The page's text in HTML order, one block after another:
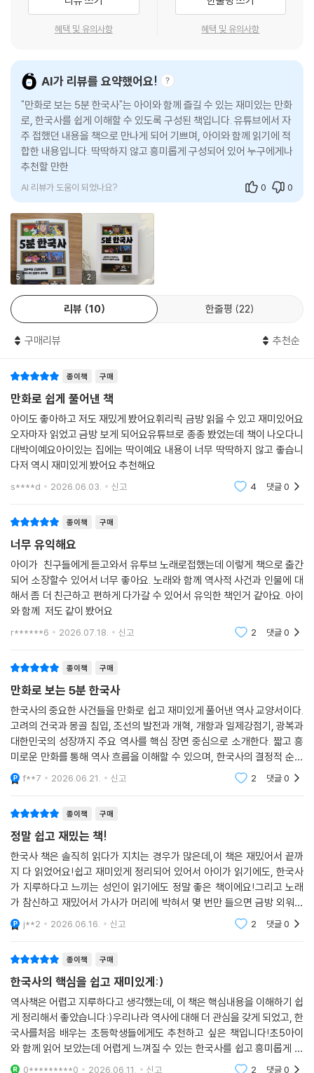
---「p.247, 10만 명을 구한 크리스마스의 기적」중에서
을 전국으로 확대하고 언론을 통제하며 정치 활동을 전면 금지했지. 이 결
정은 더 큰 비극으로 이어졌어.
---「p.259, 하룻밤 사이에 바뀐 권력」중에서
계보와 업적을 줄줄 읊으며, 웹툰보다 박진감 넘치는 역사 속으로 스스로
빠져든다. 중독성 강한 멜로디에 역사의 정수를 녹여낸 유요의 ‘역사 암기
서도 ‘한국사를 사랑하게 만드는 마법’으로 통한다.
수만 개의 감동 후기가 쏟아진 ‘유요’의 한국사를 이제 책으로도 만나보자.
역사가 더 이상 ‘암기 과목’이 아닌 ‘살아 있는 이야기’로 탈바꿈하며, 역사
와 멀어진 이들에게 배움의 설렘을 되찾아주는 것은 물론이고 평생 써먹을
수 있는 든든한 지식의 토대를 선사할 것이다.
만화+노래+해설로 즐기다 보면 역사 흐름이 한눈에!
이 책은 고려부터 근현대까지, 한국사의 운명을 가른 결정적 사건들을 입
체적으로 보여준다. 각 사건은 만화, 노래, 글이라는 세 겹의 언어로 반복된
다. 먼저 유쾌한 만화로 흥미를 끌어당기고, 노래로 그 흐름을 확실히 머릿
속에 새긴다. 이렇게 뼈대가 잡히면 마치 곁에서 이야기를 들려주듯 친절
한 해설로 맥락과 배경을 한층 깊게 채워준다. 이처럼 같은 사건을 세 번 다
른 감각으로 경험하다 보면 단어만 맴돌 뿐 정작 흐름은 보이지 않아 답답
했던 지적 갈증이 완벽히 해소된다.
서슬 퍼런 담판, 위화도 회군의 숨 막히는 긴장감, 명량 해전의 압도적 전
율, 독립운동가들의 뜨거운 결기까지, 우리 역사에서 가장 극적인 순간들
을 생생하게 되살려냈다. 학습 측면도 놓치지 않았다. 중고등 내신과 수능,
한국사능력검정시험에 자주 출제되는 주요 내용을 빈틈없이 녹여내 ‘재밌
게 봤는데 성적까지 수직 상승’하는 마법 같은 경험을 선사한다. 여기에 KB
S 〈역사저널 그날〉, JTBC 〈차이나는 클라스〉, tvN 〈유퀴즈〉로 잘 알려진
역사학자 신병주 교수의 철저한 감수가 더해져, 재미와 학문적 신뢰라는
이제 단순한 지식의 습득을 넘어, 우리 역사의 가장 뜨거웠던 현장 속으로
깊숙이 빠져들어보자. 눈과 귀로 즐기다 보면, 어느새 역사는 지루한 공부
가 아닌 가슴 설레는 이야기로 되살아날 것이다.
혜택 및 유의사항 혜택 및 유의사항
AI가 리뷰를 요약했어요!
"만화로 보는 5분 한국사"는 아이와 함께 즐길 수 있는 재미있는 만화
로, 한국사를 쉽게 이해할 수 있도록 구성된 책입니다. 유튜브에서 자
주 접했던 내용을 책으로 만나게 되어 기쁘며, 아이와 함께 읽기에 적
합한 내용입니다. 딱딱하지 않고 흥미롭게 구성되어 있어 누구에게나
추천할 만한 책입니다.
AI 리뷰가 도움이 되었나요? 0 0
5 2
리뷰 10 한줄평 22
구매리뷰 추천순
종이책 구매
만화로 쉽게 풀어낸 책
아이도 좋아하고 저도 재밌게 봤어요휘리릭 금방 읽을 수 있고 재미있어요
오자마자 읽었고 금방 보게 되어요유튜브로 종종 봤었는데 책이 나오다니
대박이예요아이있는 집에는 딱이예요 내용이 너무 딱딱하지 않고 좋습니
다저 역시 재미있게 봤어요 추천해요
s****d 2026.06.03. 신고 4 댓글0
종이책 구매
너무 유익해요
아이가 친구들에게 듣고와서 유투브 노래로접했는데 이렇게 책으로 출간
되어 소장할수 있어서 너무 좋아요. 노래와 함께 역사적 사건과 인물에 대
해서 좀 더 친근하고 편하게 다가갈 수 있어서 유익한 책인거 같아요. 아이
와 함께 저도 같이 봤어요
r******6 2026.07.18. 신고 2 댓글0
종이책 구매
만화로 보는 5분 한국사
한국사의 중요한 사건들을 만화로 쉽고 재미있게 풀어낸 역사 교양서이다.
고려의 건국과 몽골 침입, 조선의 발전과 개혁, 개항과 일제강점기, 광복과
대한민국의 성장까지 주요 역사를 핵심 장면 중심으로 소개한다. 짧고 흥
미로운 만화를 통해 역사 흐름을 이해할 수 있으며, 한국사의 결정적 순간
들이 오늘날 우리 사회에 어떤 영향을 주었는지 생각해 볼 수 있도록 돕는
다.
f**7 2026.06.21. 신고 2 댓글0
종이책 구매
정말 쉽고 재밌는 책!
한국사 책은 솔직히 읽다가 지치는 경우가 많은데,이 책은 재밌어서 끝까
지 다 읽었어요!쉽고 재미있게 정리되어 있어서 아이가 읽기에도, 한국사
가 지루하다고 느끼는 성인이 읽기에도 정말 좋은 책이에요!그리고 노래
가 참신하고 재밌어서 가사가 머리에 박혀서 몇 번만 들으면 금방 외워져
요~j**2 2026.06.16. 신고 2 댓글0
종이책 구매
한국사의 핵심을 쉽고 재미있게:)
역사책은 어렵고 지루하다고 생각했는데, 이 책은 핵심내용을 이해하기 쉽
게 정리해서 좋았습니다:)우리나라 역사에 대해 더 관심을 갖게 되었고, 한
국사를처음 배우는 초등학생들에게도 추천하고 싶은 책입니다!초5아이
와 함께 읽어 보았는데 어렵게 느껴질 수 있는 한국사를 쉽고 흥미롭게 풀
어내어 재미있게 읽을 수 있었습니다. 짧은 시간 안에 역사 상식을 쌓을 수
0*********0 2026.06.11. 신고 2 댓글0